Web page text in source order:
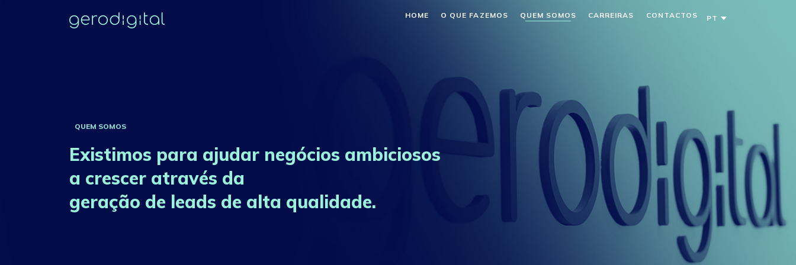
HOME O QUE FAZEMOS QUEM SOMOS CARREIRAS CONTACTOS PT
QUEM SOMOS
Existimos para ajudar negócios ambiciosos
a crescer através da
geração de leads de alta qualidade.